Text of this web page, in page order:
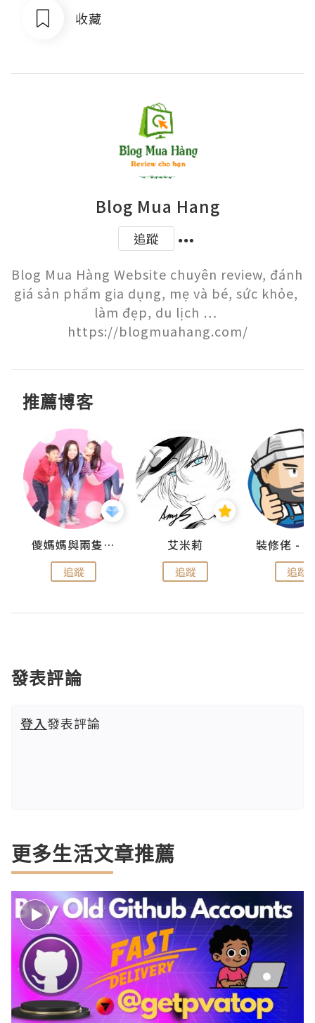
收藏
Blog Mua Hang
追蹤
Blog Mua Hàng Website chuyên review, đánh
giá sản phẩm gia dụng, mẹ và bé, sức khỏe,
làm đẹp, du lịch …
https://blogmuahang.com/
推薦博客
儍媽媽與兩隻小魔怪之家
追蹤
艾米莉
追蹤 追蹤
發表評論
登入發表評論
更多生活文章推薦